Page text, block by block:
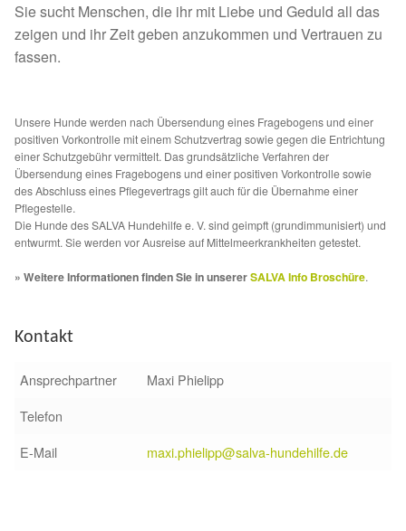
Spenden 2021
Fördermitgliedschaft
Tierschutz
Auslandstierschutz
Schutzgebühr
Notnasen noch im Ausland
Notnasen mit Handicap
Sie sucht Menschen, die ihr mit Liebe und Geduld all das
zeigen und ihr Zeit geben anzukommen und Vertrauen zu
fassen.
Unsere Hunde werden nach Übersendung eines Fragebogens und einer
positiven Vorkontrolle mit einem Schutzvertrag sowie gegen die Entrichtung
einer Schutzgebühr vermittelt. Das grundsätzliche Verfahren der
Übersendung eines Fragebogens und einer positiven Vorkontrolle sowie
des Abschluss eines Pflegevertrags gilt auch für die Übernahme einer
Pflegestelle.
Die Hunde des SALVA Hundehilfe e. V. sind geimpft (grundimmunisiert) und
entwurmt. Sie werden vor Ausreise auf Mittelmeerkrankheiten getestet.
» Weitere Informationen finden Sie in unsererSALVA Info Broschüre.
Kontakt
Ansprechpartner
Maxi Phielipp
Telefon
E-Mail
maxi.phielipp@salva-hundehilfe.de